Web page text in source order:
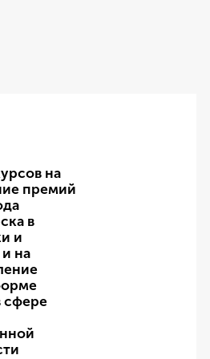
на
премий
в
и
на
сфере